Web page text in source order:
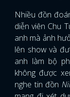
Nhiều đồn
diễn viên Chu
anh mà ảnh
lên show và
anh làm bộ
không được
nghe tin đồn